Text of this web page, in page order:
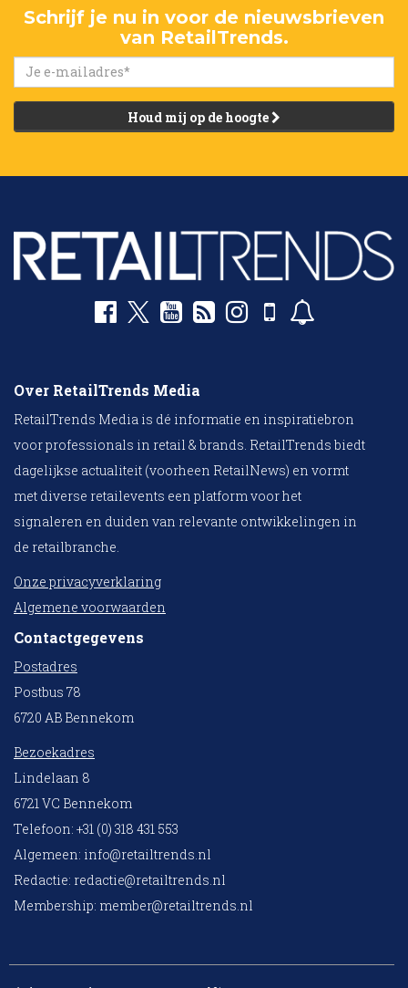
Schrijf je nu in voor de nieuwsbrieven
van RetailTrends.
Houd mij op de hoogte
Over RetailTrends Media
RetailTrends Media is dé informatie en inspiratiebron
voor professionals in retail & brands. RetailTrends biedt
dagelijkse actualiteit (voorheen RetailNews) en vormt
met diverse retailevents een platform voor het
signaleren en duiden van relevante ontwikkelingen in
de retailbranche.
Onze privacyverklaring
Algemene voorwaarden
Contactgegevens
Postadres
Postbus 78
6720 AB Bennekom
Bezoekadres
Lindelaan 8
6721 VC Bennekom
Telefoon: +31 (0) 318 431 553
Algemeen: info@retailtrends.nl
Redactie: redactie@retailtrends.nl
Membership: member@retailtrends.nl